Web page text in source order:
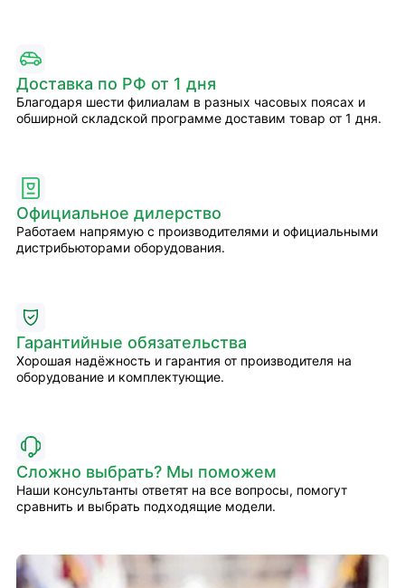
Доставка по РФ от 1 дня
Благодаря шести филиалам в разных часовых поясах и
обширной складской программе доставим товар от 1 дня.
Официальное дилерство
Работаем напрямую с производителями и официальными
дистрибьюторами оборудования.
Гарантийные обязательства
Хорошая надёжность и гарантия от производителя на
оборудование и комплектующие.
Сложно выбрать? Мы поможем
Наши консультанты ответят на все вопросы, помогут
сравнить и выбрать подходящие модели.